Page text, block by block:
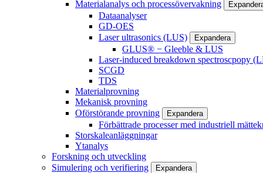
Materialanalys och processövervakning
Dataanalyser
GD-OES
Laser ultrasonics (LUS)
Expandera
GLUS® − Gleeble & LUS
Laser-induced breakdown spectroscpopy
SCGD
TDS
Materialprovning
Mekanisk provning
Oförstörande provning
Expandera
Förbättrade processer med industriell
Storskaleanläggningar
Ytanalys
Forskning och utveckling
Simulering och verifiering
Expandera